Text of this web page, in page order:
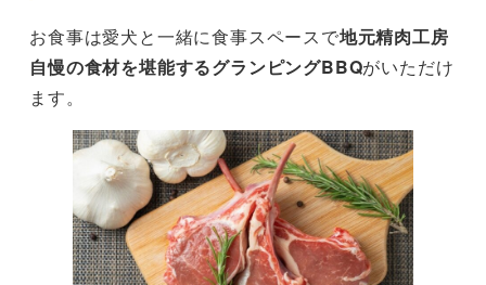
お食事は愛犬と一緒に食事スペースで地元精肉工房
自慢の食材を堪能するグランピングBBQがいただけ
ます。